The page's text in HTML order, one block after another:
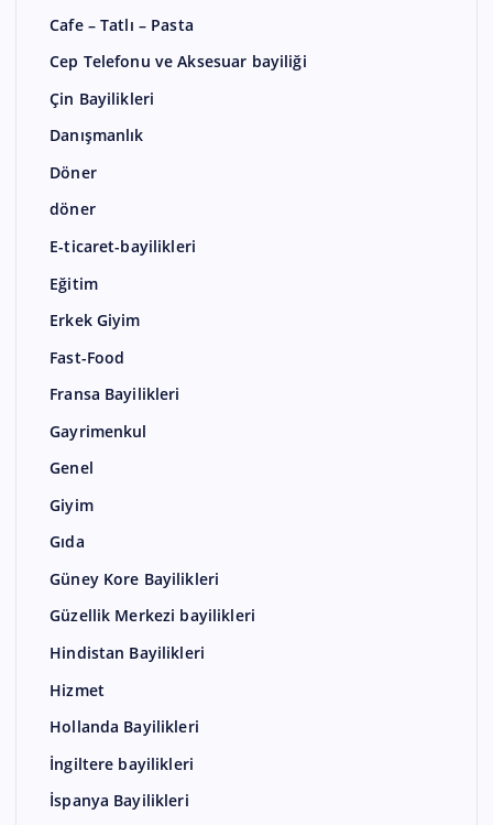
Cafe – Tatlı – Pasta
Cep Telefonu ve Aksesuar bayiliği
Çin Bayilikleri
Danışmanlık
Döner
döner
E-ticaret-bayilikleri
Eğitim
Erkek Giyim
Fast-Food
Fransa Bayilikleri
Gayrimenkul
Genel
Giyim
Gıda
Güney Kore Bayilikleri
Güzellik Merkezi bayilikleri
Hindistan Bayilikleri
Hizmet
Hollanda Bayilikleri
İngiltere bayilikleri
İspanya Bayilikleri